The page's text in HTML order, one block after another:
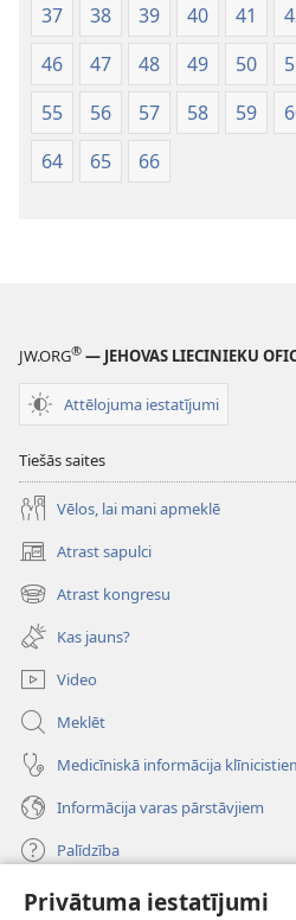
Privātuma iestatījumi
37
38 39 40 41
46
47 48 49 50
55
56 57 58 59
64
65 66
JW.ORG® — JEHOVAS LIECINIEKU
Attēlojuma iestatījumi
Tiešās saites
Vēlos, lai mani apmeklē
Atrast sapulci
(opens
new
window)
Atrast kongresu
(opens
new
window)
Kas jauns?
Video
Meklēt
Medicīniskā informācija
Informācija varas pārstāvjiem
Palīdzība
Ziedojumi